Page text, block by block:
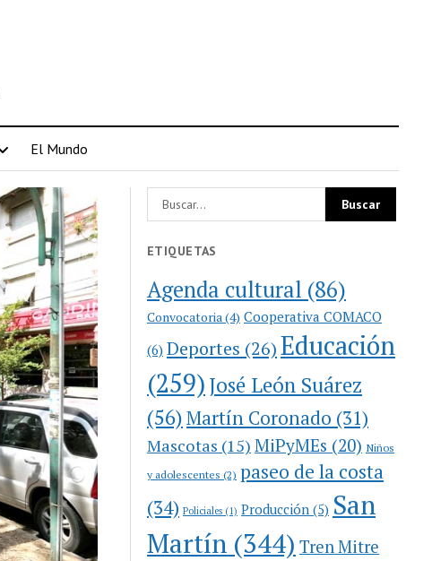
El Mundo
ETIQUETAS
Agenda cultural (86)
Convocatoria (4) Cooperativa COMACO
(6) Deportes (26)Educación
(259)José León Suárez
(56)Martín Coronado (31)
Mascotas (15) MiPyMEs (20) Niños
y adolescentes (2) paseo de la costa
(34) Policiales (1) Producción (5) San
Martín (344) Tren Mitre